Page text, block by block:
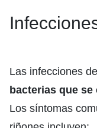
Las infecciones
bacterias que
Los síntomas